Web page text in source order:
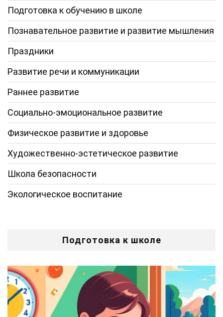
Подготовка к обучению в школе
Познавательное развитие и развитие мышления
Праздники
Развитие речи и коммуникации
Раннее развитие
Социально-эмоциональное развитие
Физическое развитие и здоровье
Художественно-эстетическое развитие
Школа безопасности
Экологическое воспитание
Подготовка к школе